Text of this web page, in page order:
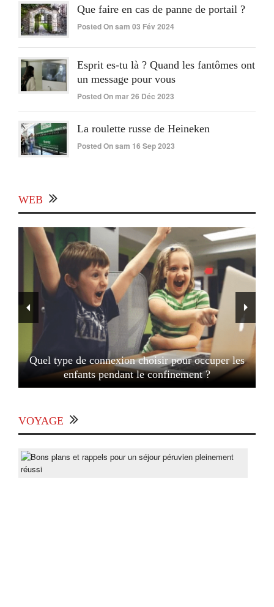
Que faire en cas de panne de portail ?
Posted On sam 03 Fév 2024
Esprit es-tu là ? Quand les fantômes ont
un message pour vous
Posted On mar 26 Déc 2023
La roulette russe de Heineken
Posted On sam 16 Sep 2023
WEB
Quel type de connexion choisir pour occuper les
enfants pendant le confinement ?
VOYAGE